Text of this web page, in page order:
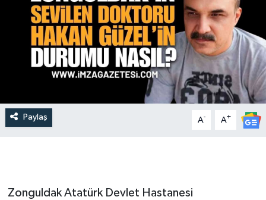
Paylaş A- A+
Zonguldak Atatürk Devlet Hastanesi